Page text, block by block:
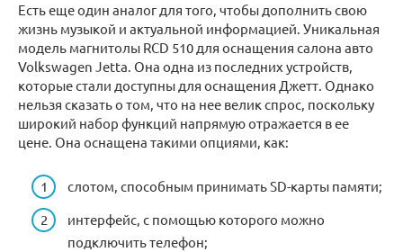
Есть еще один аналог для того, чтобы дополнить свою
жизнь музыкой и актуальной информацией. Уникальная
модель магнитолы RCD 510 для оснащения салона авто
Volkswagen Jetta. Она одна из последних устройств,
которые стали доступны для оснащения Джетт. Однако
нельзя сказать о том, что на нее велик спрос, поскольку
широкий набор функций напрямую отражается в ее
цене. Она оснащена такими опциями, как:
слотом, способным принимать SD-карты памяти;
интерфейс, с помощью которого можно
подключить телефон;